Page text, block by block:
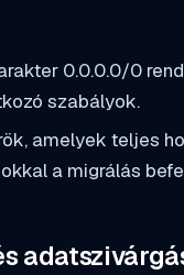
0.0.0.0/0
szabályok.
amelyek teljes
a migrálás